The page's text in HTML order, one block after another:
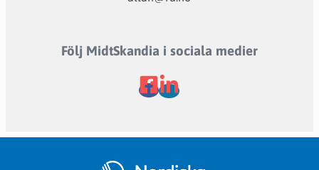
Följ MidtSkandia i sociala medier